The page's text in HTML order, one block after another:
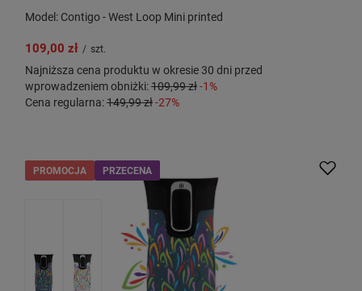
Model: Contigo - West Loop Mini printed
109,00 zł / szt.
Najniższa cena produktu w okresie 30 dni przed
wprowadzeniem obniżki:109,99 zł-1%
Cena regularna:149,99 zł-27%
PROMOCJA PRZECENA